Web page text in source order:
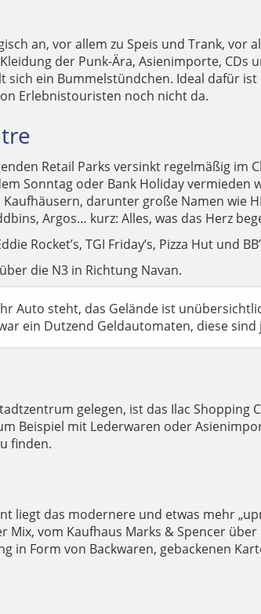
an, vor allem zu Speis und Trank, vor
der Punk-Ära, Asienimporte,
sich ein Bummelstündchen. Ideal dafür
Erlebnistouristen noch nicht da.
Retail Parks versinkt regelmäßig im
Sonntag oder Bank Holiday
darunter große Namen wie
Argos… kurz: Alles, was das Herz
Rocket’s, TGI Friday’s, Pizza Hut und
die N3 in Richtung Navan.
Auto steht, das Gelände ist
ein Dutzend Geldautomaten, diese
gelegen, ist das Ilac
Beispiel mit Lederwaren oder
finden.
liegt das modernere und etwas mehr
vom Kaufhaus Marks & Spencer
in Form von Backwaren, gebackenen